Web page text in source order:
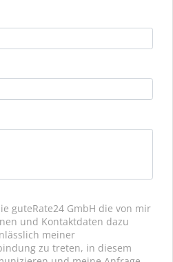
guteRate24 GmbH die von mir
und Kontaktdaten dazu
meiner
zu treten, in diesem